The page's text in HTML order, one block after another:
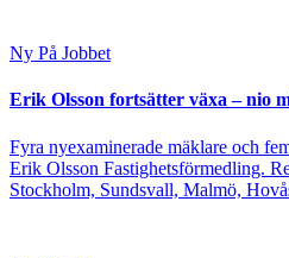
Ny På Jobbet
Erik Olsson fortsätter växa – nio
Fyra nyexaminerade mäklare och
Erik Olsson Fastighetsförmedling.
Stockholm, Sundsvall, Malmö,